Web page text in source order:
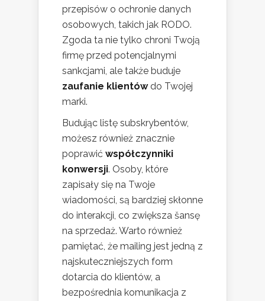
przepisów o ochronie danych
osobowych, takich jak RODO.
Zgoda ta nie tylko chroni Twoją
firmę przed potencjalnymi
sankcjami, ale także buduje
zaufanie klientówdo Twojej
marki.
Budując listę subskrybentów,
możesz również znacznie
poprawić współczynniki
konwersji. Osoby, które
zapisały się na Twoje
wiadomości, są bardziej skłonne
do interakcji, co zwiększa šansę
na sprzedaż. Warto również
pamiętać, że mailing jest jedną z
najskuteczniejszych form
dotarcia do klientów, a
bezpośrednia komunikacja z